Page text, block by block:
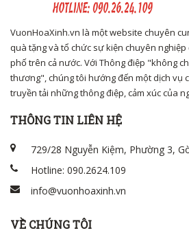
VuonHoaXinh.vn là một website chuyên
quà tặng và tổ chức sự kiện chuyên
phố trên cả nước. Với Thông điệp "không
thương", chúng tôi hướng đến một dịch vụ
truyền tải những thông điệp, cảm xúc của
THÔNG TIN LIÊN HỆ
729/28 Nguyễn Kiệm, Phường 3,
Hotline: 090.2624.109
info@vuonhoaxinh.vn
VỀ CHÚNG TÔI